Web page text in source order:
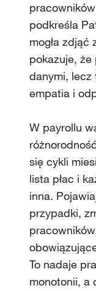
podkreśla
mogła zdjąć
pokazuje,
danymi, lecz
empatia i
W payrollu
się cykli
lista płac i
inna.
przypadki,
To nadaje
monotonii, a